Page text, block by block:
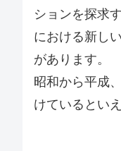
ションを探求
における新し
があります。
昭和から平成
けているとい